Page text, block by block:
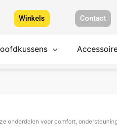
Winkels Contact
onderdelen voor comfort,